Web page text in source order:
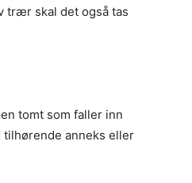
trær skal det også tas
tomt som faller inn
anneks eller